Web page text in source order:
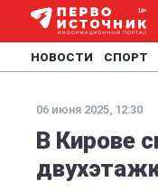
НОВОСТИ СПОРТ
06 июня 2025, 12:30
В Кирове